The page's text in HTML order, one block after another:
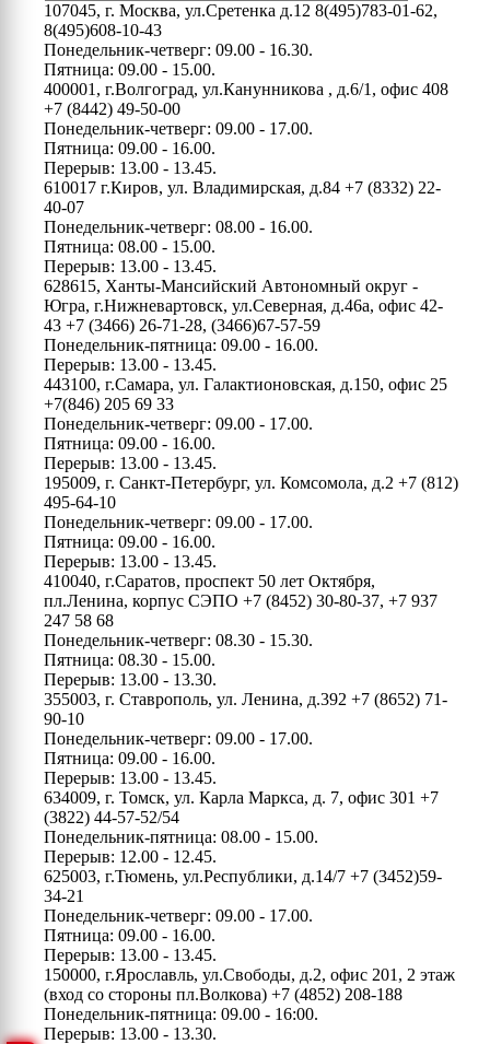
107045, г. Москва, ул.Сретенка д.12 8(495)783-01-62,
8(495)608-10-43
Понедельник-четверг: 09.00 - 16.30.
Пятница: 09.00 - 15.00.
400001, г.Волгоград, ул.Канунникова , д.6/1, офис 408
+7 (8442) 49-50-00
Понедельник-четверг: 09.00 - 17.00.
Пятница: 09.00 - 16.00.
Перерыв: 13.00 - 13.45.
610017 г.Киров, ул. Владимирская, д.84 +7 (8332) 22-
40-07
Понедельник-четверг: 08.00 - 16.00.
Пятница: 08.00 - 15.00.
Перерыв: 13.00 - 13.45.
628615, Ханты-Мансийский Автономный округ -
Югра, г.Нижневартовск, ул.Северная, д.46а, офис 42-
43 +7 (3466) 26-71-28, (3466)67-57-59
Понедельник-пятница: 09.00 - 16.00.
Перерыв: 13.00 - 13.45.
443100, г.Самара, ул. Галактионовская, д.150, офис 25
+7(846) 205 69 33
Понедельник-четверг: 09.00 - 17.00.
Пятница: 09.00 - 16.00.
Перерыв: 13.00 - 13.45.
195009, г. Санкт-Петербург, ул. Комсомола, д.2 +7 (812)
495-64-10
Понедельник-четверг: 09.00 - 17.00.
Пятница: 09.00 - 16.00.
Перерыв: 13.00 - 13.45.
410040, г.Саратов, проспект 50 лет Октября,
пл.Ленина, корпус СЭПО +7 (8452) 30-80-37, +7 937
247 58 68
Понедельник-четверг: 08.30 - 15.30.
Пятница: 08.30 - 15.00.
Перерыв: 13.00 - 13.30.
355003, г. Ставрополь, ул. Ленина, д.392 +7 (8652) 71-
90-10
Понедельник-четверг: 09.00 - 17.00.
Пятница: 09.00 - 16.00.
Перерыв: 13.00 - 13.45.
634009, г. Томск, ул. Карла Маркса, д. 7, офис 301 +7
(3822) 44-57-52/54
Понедельник-пятница: 08.00 - 15.00.
Перерыв: 12.00 - 12.45.
625003, г.Тюмень, ул.Республики, д.14/7 +7 (3452)59-
34-21
Понедельник-четверг: 09.00 - 17.00.
Пятница: 09.00 - 16.00.
Перерыв: 13.00 - 13.45.
150000, г.Ярославль, ул.Свободы, д.2, офис 201, 2 этаж
(вход со стороны пл.Волкова) +7 (4852) 208-188
Понедельник-пятница: 09.00 - 16:00.
Перерыв: 13.00 - 13.30.